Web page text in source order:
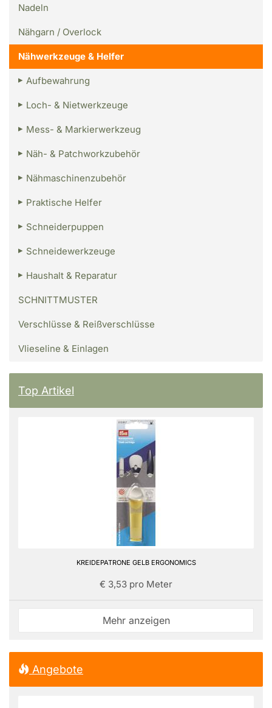
Nadeln
Nähgarn / Overlock
Nähwerkzeuge & Helfer
Aufbewahrung
Loch- & Nietwerkzeuge
Mess- & Markierwerkzeug
Näh- & Patchworkzubehör
Nähmaschinenzubehör
Praktische Helfer
Schneiderpuppen
Schneidewerkzeuge
Haushalt & Reparatur
SCHNITTMUSTER
Verschlüsse & Reißverschlüsse
Vlieseline & Einlagen
Top Artikel
KREIDEPATRONE GELB ERGONOMICS
€ 3,53 pro Meter
Mehr anzeigen
Angebote